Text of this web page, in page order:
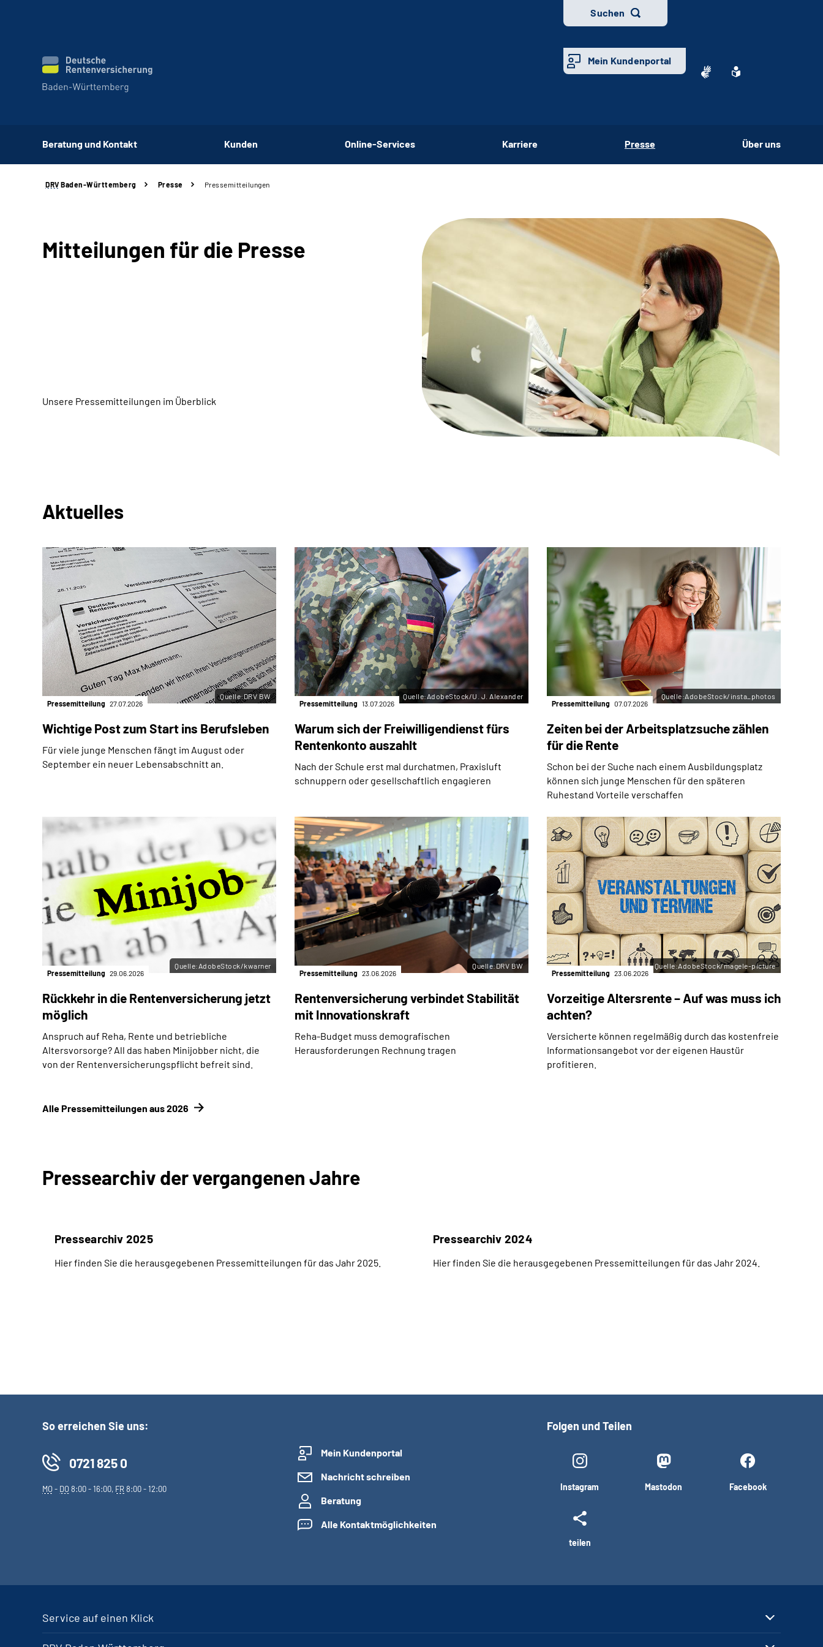
Suchen
Mein Kundenportal
Beratung und Kontakt Kunden Online-Services Karriere Presse Über uns
DRV Baden-Württemberg Presse Pressemitteilungen
Mitteilungen für die Presse
Unsere Pressemitteilungen im Überblick
Aktuelles
Pressemitteilung 27.07.2026
Wichtige Post zum Start ins Berufsleben
Für viele junge Menschen fängt im August oder
September ein neuer Lebensabschnitt an.
Quelle:DRV BW
Pressemitteilung 13.07.2026
Warum sich der Freiwilligendienst fürs
Rentenkonto auszahlt
Nach der Schule erst mal durchatmen, Praxisluft
schnuppern oder gesellschaftlich engagieren
Quelle:AdobeStock/U. J. Alexander
Pressemitteilung 07.07.2026
Zeiten bei der Arbeitsplatzsuche zählen
für die Rente
Schon bei der Suche nach einem Ausbildungsplatz
können sich junge Menschen für den späteren
Ruhestand Vorteile verschaffen
Quelle:AdobeStock/insta_photos
Pressemitteilung 29.06.2026
Rückkehr in die Rentenversicherung jetzt
möglich
Anspruch auf Reha, Rente und betriebliche
Altersvorsorge? All das haben Minijobber nicht, die
von der Rentenversicherungspflicht befreit sind.
Quelle:AdobeStock/kwarner
Pressemitteilung 23.06.2026
Rentenversicherung verbindet Stabilität
mit Innovationskraft
Reha-Budget muss demografischen
Herausforderungen Rechnung tragen
Quelle:DRV BW
Pressemitteilung 23.06.2026
Vorzeitige Altersrente – Auf was muss ich
achten?
Versicherte können regelmäßig durch das kostenfreie
Informationsangebot vor der eigenen Haustür
profitieren.
Quelle:AdobeStock/magele-picture
Alle Pressemitteilungen aus 2026
Pressearchiv der vergangenen Jahre
Pressearchiv 2025
Hier finden Sie die herausgegebenen Pressemitteilungen für das Jahr 2025.
Pressearchiv 2024
Hier finden Sie die herausgegebenen Pressemitteilungen für das Jahr 2024.
So erreichen Sie uns:
0721 825 0
MO- DO8:00 - 16:00, FR8:00 - 12:00
Mein Kundenportal
Nachricht schreiben
Beratung
Alle Kontaktmöglichkeiten
Folgen und Teilen
Instagram Mastodon Facebook
teilen
Service auf einen Klick